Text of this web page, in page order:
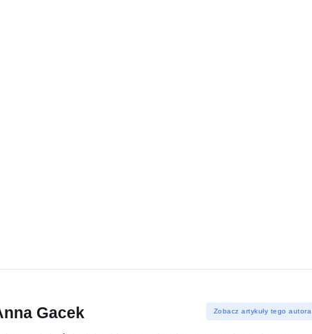
Gacek Zobacz artykuły tego autora